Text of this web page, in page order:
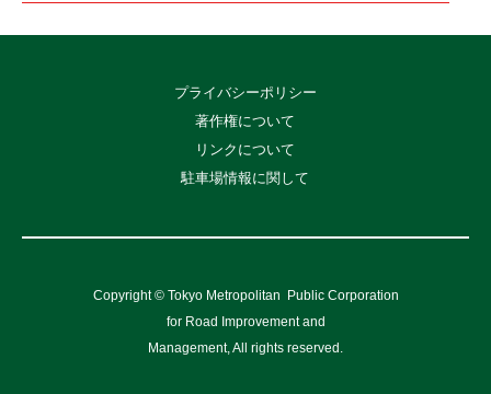
プライバシーポリシー
著作権について
リンクについて
駐車場情報に関して
Copyright © Tokyo Metropolitan
Public Corporation
for Road Improvement and
Management, All rights reserved.